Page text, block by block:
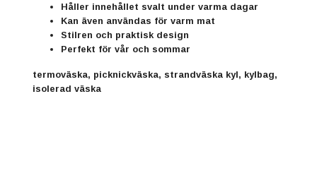
Håller innehållet svalt under varma dagar
Kan även användas för varm mat
Stilren och praktisk design
Perfekt för vår och sommar
termoväska, picknickväska, strandväska kyl, kylbag,
isolerad väska